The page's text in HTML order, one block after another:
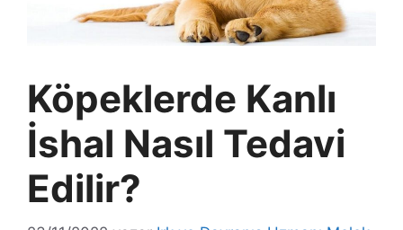
Köpeklerde Kanlı
İshal Nasıl Tedavi
Edilir?